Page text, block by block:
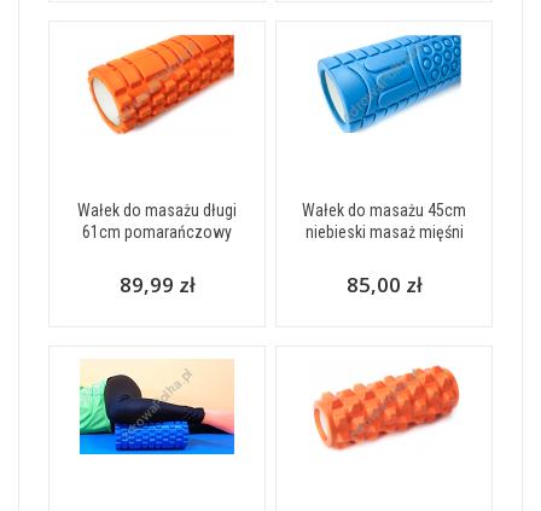
Wałek do masażu długi
61cm pomarańczowy
89,99 zł
Wałek do masażu 45cm
niebieski masaż mięśni
85,00 zł